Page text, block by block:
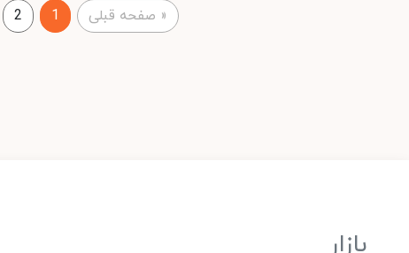
« صفحه قبلی 1
2
بازار